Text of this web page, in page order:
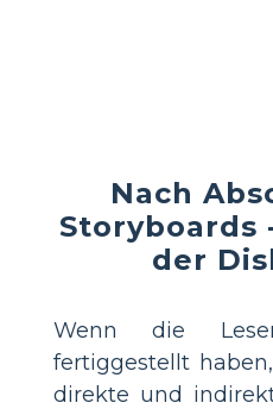
Nach
Storyboards
der
Wenn die
fertiggestellt
direkte und